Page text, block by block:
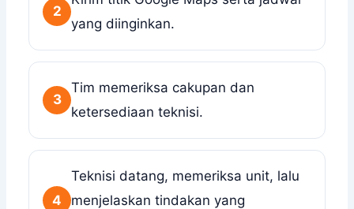
2
yang diinginkan.
3
Tim memeriksa cakupan dan
ketersediaan teknisi.
4
Teknisi datang, memeriksa unit, lalu
menjelaskan tindakan yang